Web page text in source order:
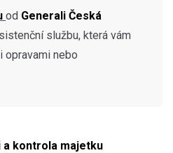
od Generali Česká
službu, která vám
opravami nebo
a kontrola majetku